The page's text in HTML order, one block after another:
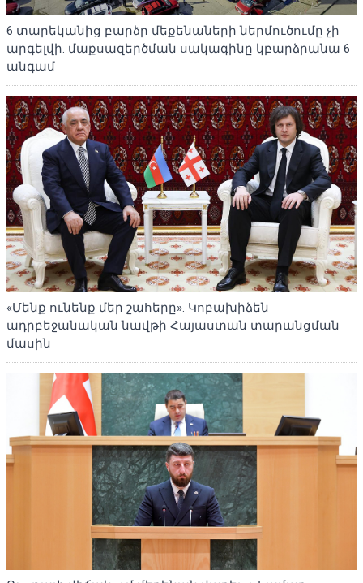
6 տարեկանից բարձր մեքենաների ներմուծումը չի
արգելվի. մաքսազերծման սակագինը կբարձրանա 6
անգամ
«Մենք ունենք մեր շահերը». Կոբախիձեն
ադրբեջանական նավթի Հայաստան տարանցման
մասին